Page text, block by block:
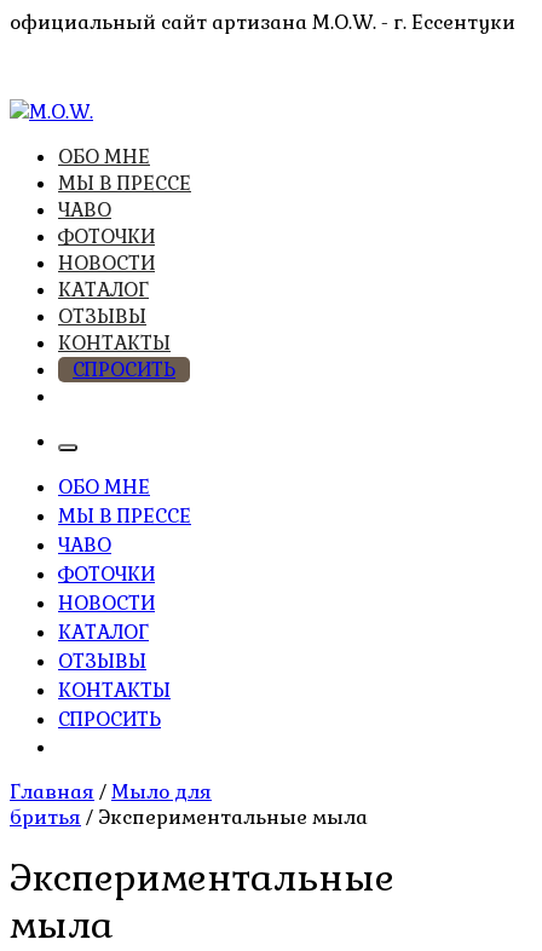
Перейти
официальный сайт артизана M.O.W. - г. Ессентуки
M.O.W.
высочайшее качество из натуральных компонентов
ОБО МНЕ
МЫ В ПРЕССЕ
ЧАВО
ФОТОЧКИ
НОВОСТИ
КАТАЛОГ
ОТЗЫВЫ
КОНТАКТЫ
СПРОСИТЬ
ОБО МНЕ
МЫ В ПРЕССЕ
ЧАВО
ФОТОЧКИ
НОВОСТИ
КАТАЛОГ
ОТЗЫВЫ
КОНТАКТЫ
СПРОСИТЬ
Главная /Мыло для
бритья / Экспериментальные мыла
Экспериментальные
мыла